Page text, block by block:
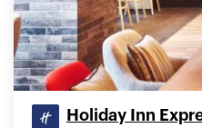
Holiday Inn